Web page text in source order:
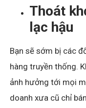
Thoát
lạc hậu
Bạn sẽ sớm bị các
hàng truyền thống.
ảnh hưởng tới mọi
doanh xưa cũ chỉ